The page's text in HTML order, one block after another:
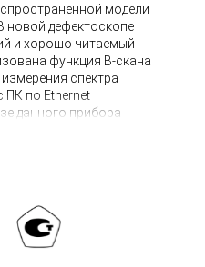
модели
новой дефектоскопе
и хорошо читаемый
функция В-скана
спектра
ПК по Ethernet
данного прибора
контроля